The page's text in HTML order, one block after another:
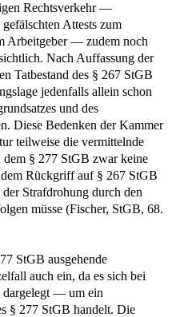
Rechtsverkehr —
Attests zum
Arbeitgeber — zudem noch
Nach Auffassung der
Tatbestand des § 267 StGB
jedenfalls allein schon
und des
Diese Bedenken der Kammer
teilweise die vermittelnde
§ 277 StGB zwar keine
Rückgriff auf § 267 StGB
Strafdrohung durch den
müsse (Fischer, StGB, 68.
StGB ausgehende
auch ein, da es sich bei
— um ein
§ 277 StGB handelt. Die